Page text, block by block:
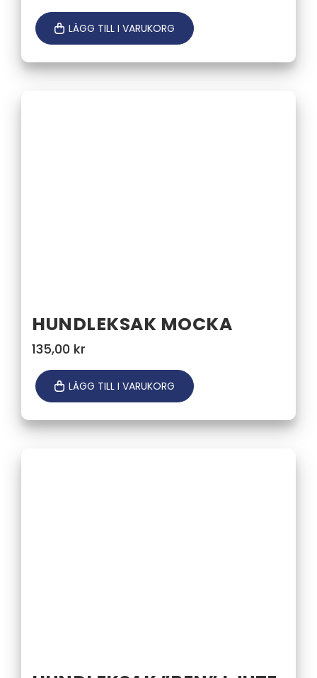
LÄGG TILL I VARUKORG
HUNDLEKSAK MOCKA
135,00 kr
LÄGG TILL I VARUKORG